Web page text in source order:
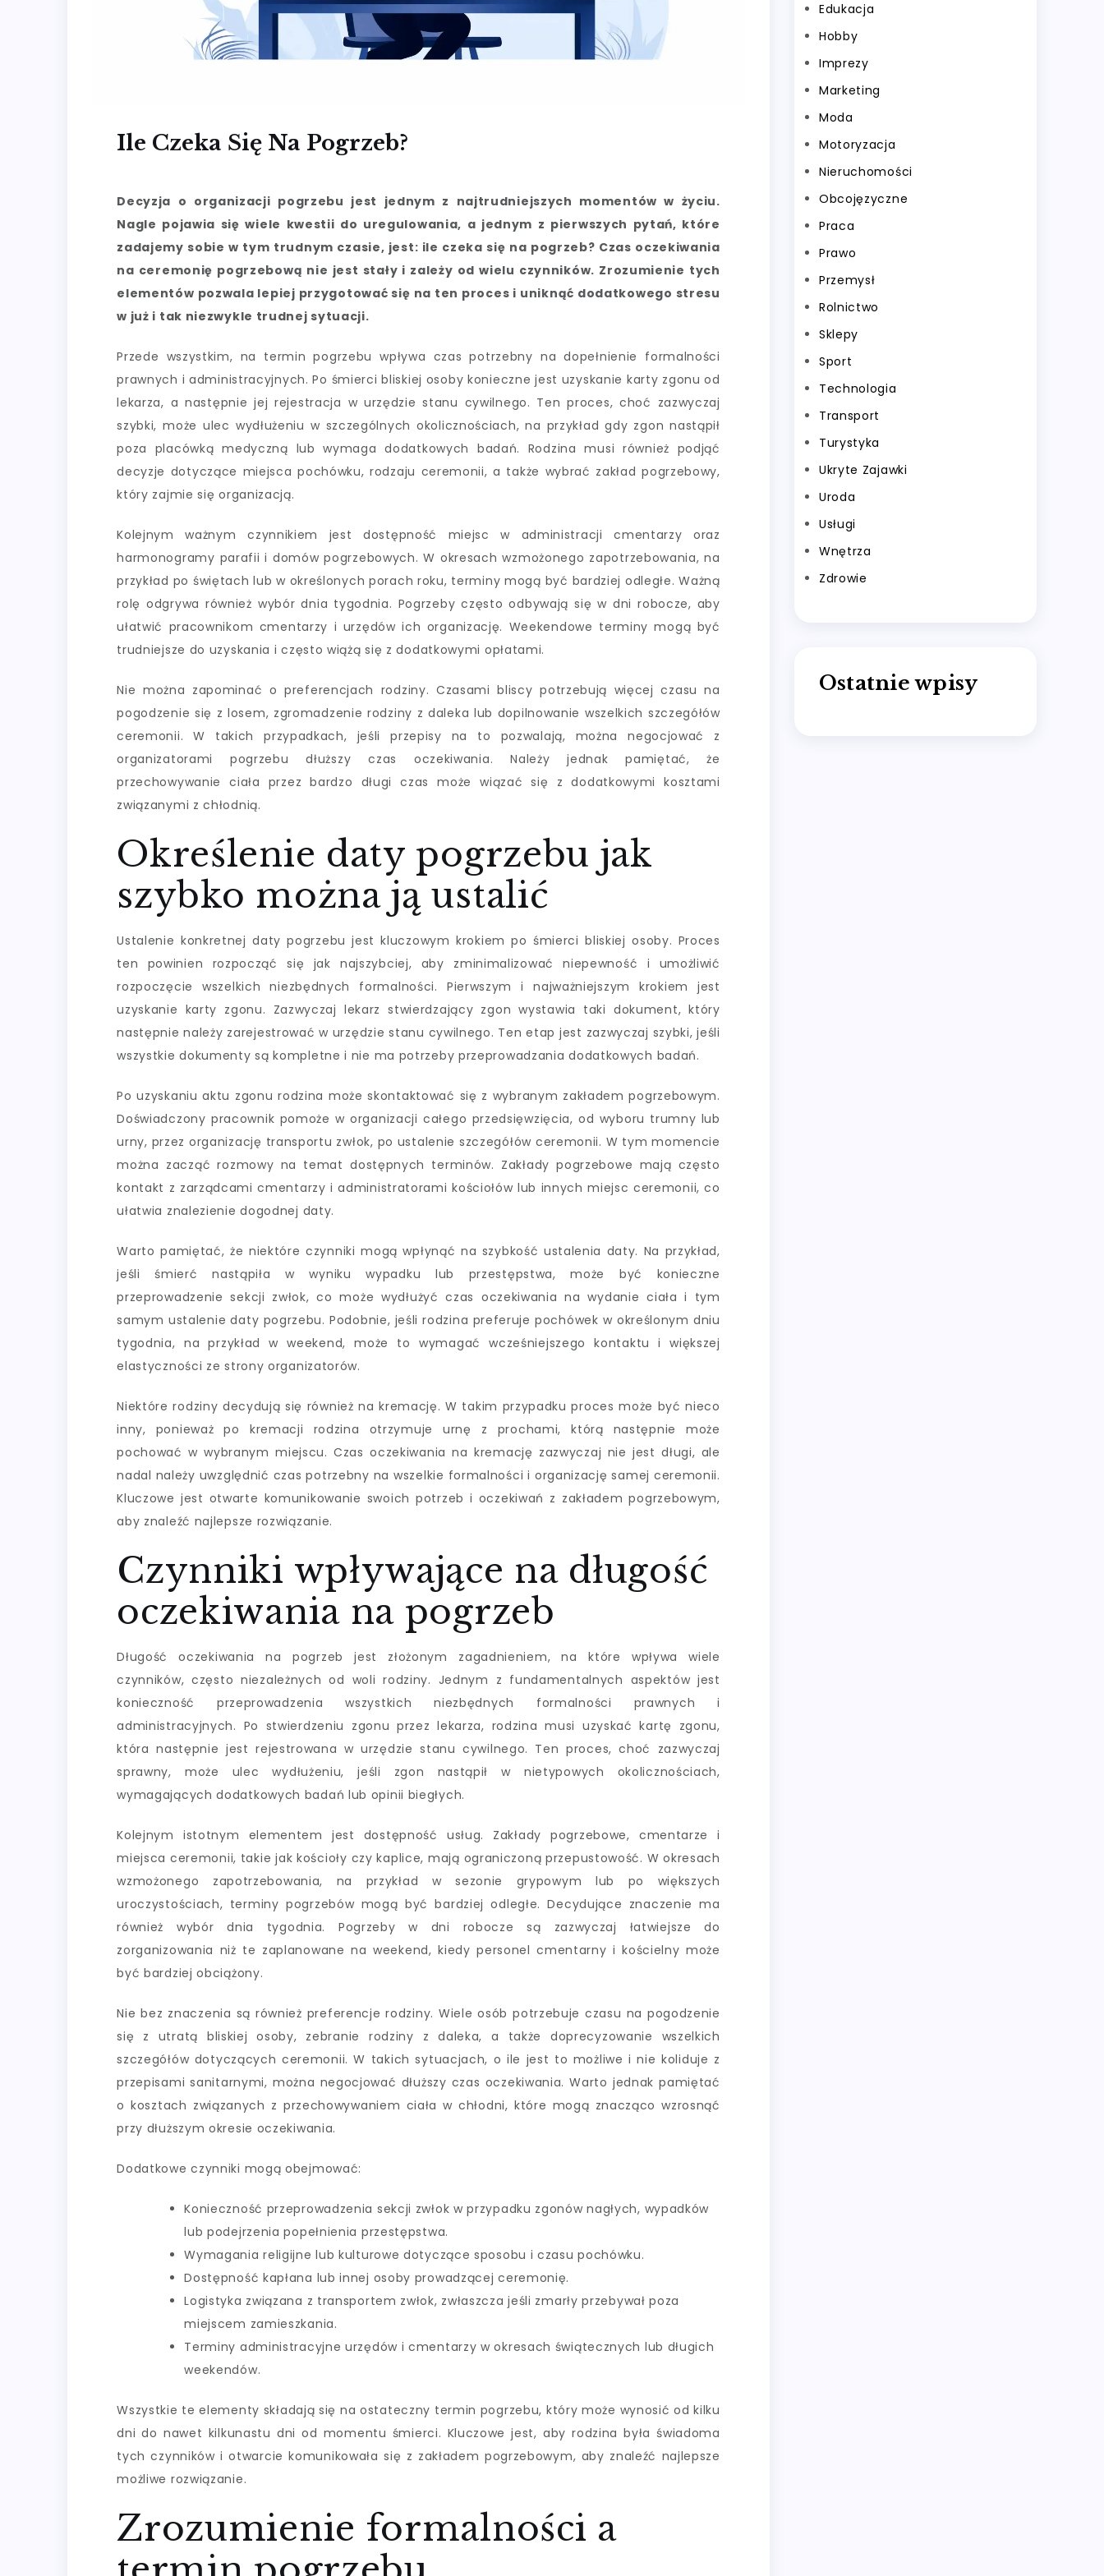
Ile Czeka Się Na Pogrzeb?
Decyzja o organizacji pogrzebu jest jednym z najtrudniejszych momentów w życiu.
Nagle pojawia się wiele kwestii do uregulowania, a jednym z pierwszych pytań, które
zadajemy sobie w tym trudnym czasie, jest: ile czeka się na pogrzeb? Czas oczekiwania
na ceremonię pogrzebową nie jest stały i zależy od wielu czynników. Zrozumienie tych
elementów pozwala lepiej przygotować się na ten proces i uniknąć dodatkowego stresu
w już i tak niezwykle trudnej sytuacji.
Przede wszystkim, na termin pogrzebu wpływa czas potrzebny na dopełnienie formalności
prawnych i administracyjnych. Po śmierci bliskiej osoby konieczne jest uzyskanie karty zgonu od
lekarza, a następnie jej rejestracja w urzędzie stanu cywilnego. Ten proces, choć zazwyczaj
szybki, może ulec wydłużeniu w szczególnych okolicznościach, na przykład gdy zgon nastąpił
poza placówką medyczną lub wymaga dodatkowych badań. Rodzina musi również podjąć
decyzje dotyczące miejsca pochówku, rodzaju ceremonii, a także wybrać zakład pogrzebowy,
który zajmie się organizacją.
Kolejnym ważnym czynnikiem jest dostępność miejsc w administracji cmentarzy oraz
harmonogramy parafii i domów pogrzebowych. W okresach wzmożonego zapotrzebowania, na
przykład po świętach lub w określonych porach roku, terminy mogą być bardziej odległe. Ważną
rolę odgrywa również wybór dnia tygodnia. Pogrzeby często odbywają się w dni robocze, aby
ułatwić pracownikom cmentarzy i urzędów ich organizację. Weekendowe terminy mogą być
trudniejsze do uzyskania i często wiążą się z dodatkowymi opłatami.
Nie można zapominać o preferencjach rodziny. Czasami bliscy potrzebują więcej czasu na
pogodzenie się z losem, zgromadzenie rodziny z daleka lub dopilnowanie wszelkich szczegółów
ceremonii. W takich przypadkach, jeśli przepisy na to pozwalają, można negocjować z
organizatorami pogrzebu dłuższy czas oczekiwania. Należy jednak pamiętać, że
przechowywanie ciała przez bardzo długi czas może wiązać się z dodatkowymi kosztami
związanymi z chłodnią.
Określenie daty pogrzebu jak
szybko można ją ustalić
Ustalenie konkretnej daty pogrzebu jest kluczowym krokiem po śmierci bliskiej osoby. Proces
ten powinien rozpocząć się jak najszybciej, aby zminimalizować niepewność i umożliwić
rozpoczęcie wszelkich niezbędnych formalności. Pierwszym i najważniejszym krokiem jest
uzyskanie karty zgonu. Zazwyczaj lekarz stwierdzający zgon wystawia taki dokument, który
następnie należy zarejestrować w urzędzie stanu cywilnego. Ten etap jest zazwyczaj szybki, jeśli
wszystkie dokumenty są kompletne i nie ma potrzeby przeprowadzania dodatkowych badań.
Po uzyskaniu aktu zgonu rodzina może skontaktować się z wybranym zakładem pogrzebowym.
Doświadczony pracownik pomoże w organizacji całego przedsięwzięcia, od wyboru trumny lub
urny, przez organizację transportu zwłok, po ustalenie szczegółów ceremonii. W tym momencie
można zacząć rozmowy na temat dostępnych terminów. Zakłady pogrzebowe mają często
kontakt z zarządcami cmentarzy i administratorami kościołów lub innych miejsc ceremonii, co
ułatwia znalezienie dogodnej daty.
Warto pamiętać, że niektóre czynniki mogą wpłynąć na szybkość ustalenia daty. Na przykład,
jeśli śmierć nastąpiła w wyniku wypadku lub przestępstwa, może być konieczne
przeprowadzenie sekcji zwłok, co może wydłużyć czas oczekiwania na wydanie ciała i tym
samym ustalenie daty pogrzebu. Podobnie, jeśli rodzina preferuje pochówek w określonym dniu
tygodnia, na przykład w weekend, może to wymagać wcześniejszego kontaktu i większej
elastyczności ze strony organizatorów.
Niektóre rodziny decydują się również na kremację. W takim przypadku proces może być nieco
inny, ponieważ po kremacji rodzina otrzymuje urnę z prochami, którą następnie może
pochować w wybranym miejscu. Czas oczekiwania na kremację zazwyczaj nie jest długi, ale
nadal należy uwzględnić czas potrzebny na wszelkie formalności i organizację samej ceremonii.
Kluczowe jest otwarte komunikowanie swoich potrzeb i oczekiwań z zakładem pogrzebowym,
aby znaleźć najlepsze rozwiązanie.
Czynniki wpływające na długość
oczekiwania na pogrzeb
Długość oczekiwania na pogrzeb jest złożonym zagadnieniem, na które wpływa wiele
czynników, często niezależnych od woli rodziny. Jednym z fundamentalnych aspektów jest
konieczność przeprowadzenia wszystkich niezbędnych formalności prawnych i
administracyjnych. Po stwierdzeniu zgonu przez lekarza, rodzina musi uzyskać kartę zgonu,
która następnie jest rejestrowana w urzędzie stanu cywilnego. Ten proces, choć zazwyczaj
sprawny, może ulec wydłużeniu, jeśli zgon nastąpił w nietypowych okolicznościach,
wymagających dodatkowych badań lub opinii biegłych.
Kolejnym istotnym elementem jest dostępność usług. Zakłady pogrzebowe, cmentarze i
miejsca ceremonii, takie jak kościoły czy kaplice, mają ograniczoną przepustowość. W okresach
wzmożonego zapotrzebowania, na przykład w sezonie grypowym lub po większych
uroczystościach, terminy pogrzebów mogą być bardziej odległe. Decydujące znaczenie ma
również wybór dnia tygodnia. Pogrzeby w dni robocze są zazwyczaj łatwiejsze do
zorganizowania niż te zaplanowane na weekend, kiedy personel cmentarny i kościelny może
być bardziej obciążony.
Nie bez znaczenia są również preferencje rodziny. Wiele osób potrzebuje czasu na pogodzenie
się z utratą bliskiej osoby, zebranie rodziny z daleka, a także doprecyzowanie wszelkich
szczegółów dotyczących ceremonii. W takich sytuacjach, o ile jest to możliwe i nie koliduje z
przepisami sanitarnymi, można negocjować dłuższy czas oczekiwania. Warto jednak pamiętać
o kosztach związanych z przechowywaniem ciała w chłodni, które mogą znacząco wzrosnąć
przy dłuższym okresie oczekiwania.
Dodatkowe czynniki mogą obejmować:
Konieczność przeprowadzenia sekcji zwłok w przypadku zgonów nagłych, wypadków
lub podejrzenia popełnienia przestępstwa.
Wymagania religijne lub kulturowe dotyczące sposobu i czasu pochówku.
Dostępność kapłana lub innej osoby prowadzącej ceremonię.
Logistyka związana z transportem zwłok, zwłaszcza jeśli zmarły przebywał poza
miejscem zamieszkania.
Terminy administracyjne urzędów i cmentarzy w okresach świątecznych lub długich
weekendów.
Wszystkie te elementy składają się na ostateczny termin pogrzebu, który może wynosić od kilku
dni do nawet kilkunastu dni od momentu śmierci. Kluczowe jest, aby rodzina była świadoma
tych czynników i otwarcie komunikowała się z zakładem pogrzebowym, aby znaleźć najlepsze
możliwe rozwiązanie.
Zrozumienie formalności a
Edukacja
Hobby
Imprezy
Marketing
Moda
Motoryzacja
Nieruchomości
Obcojęzyczne
Praca
Prawo
Przemysł
Rolnictwo
Sklepy
Sport
Technologia
Transport
Turystyka
Ukryte Zajawki
Uroda
Usługi
Wnętrza
Zdrowie
Ostatnie wpisy